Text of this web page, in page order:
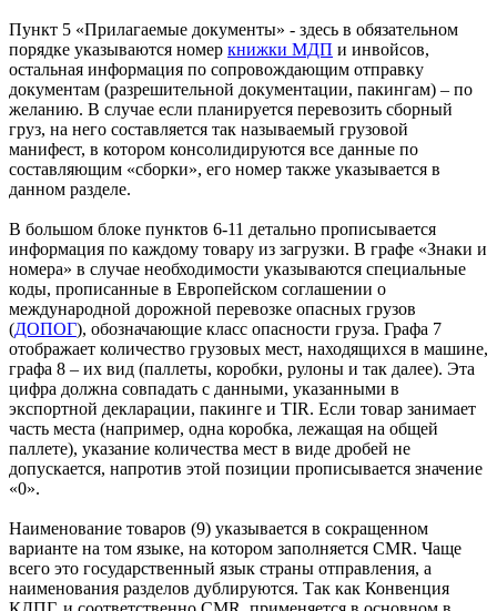
Пункт 5 «Прилагаемые документы» - здесь в обязательном
порядке указываются номер книжки МДП и инвойсов,
остальная информация по сопровождающим отправку
документам (разрешительной документации, пакингам) – по
желанию. В случае если планируется перевозить сборный
груз, на него составляется так называемый грузовой
манифест, в котором консолидируются все данные по
составляющим «сборки», его номер также указывается в
данном разделе.
В большом блоке пунктов 6-11 детально прописывается
информация по каждому товару из загрузки. В графе «Знаки и
номера» в случае необходимости указываются специальные
коды, прописанные в Европейском соглашении о
международной дорожной перевозке опасных грузов
(ДОПОГ), обозначающие класс опасности груза. Графа 7
отображает количество грузовых мест, находящихся в машине,
графа 8 – их вид (паллеты, коробки, рулоны и так далее). Эта
цифра должна совпадать с данными, указанными в
экспортной декларации, пакинге и TIR. Если товар занимает
часть места (например, одна коробка, лежащая на общей
паллете), указание количества мест в виде дробей не
допускается, напротив этой позиции прописывается значение
«0».
Наименование товаров (9) указывается в сокращенном
варианте на том языке, на котором заполняется CMR. Чаще
всего это государственный язык страны отправления, а
наименования разделов дублируются. Так как Конвенция